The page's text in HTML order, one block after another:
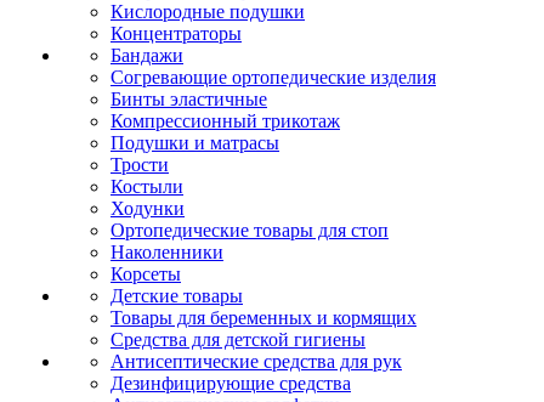
Кислородные подушки
Концентраторы
Бандажи
Согревающие ортопедические изделия
Бинты эластичные
Компрессионный трикотаж
Подушки и матрасы
Трости
Костыли
Ходунки
Ортопедические товары для стоп
Наколенники
Корсеты
Детские товары
Товары для беременных и кормящих
Средства для детской гигиены
Антисептические средства для рук
Дезинфицирующие средства